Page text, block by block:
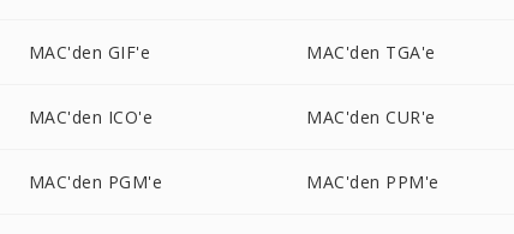
MAC'den GIF'e MAC'den TGA'e
MAC'den ICO'e MAC'den CUR'e
MAC'den PGM'e MAC'den PPM'e